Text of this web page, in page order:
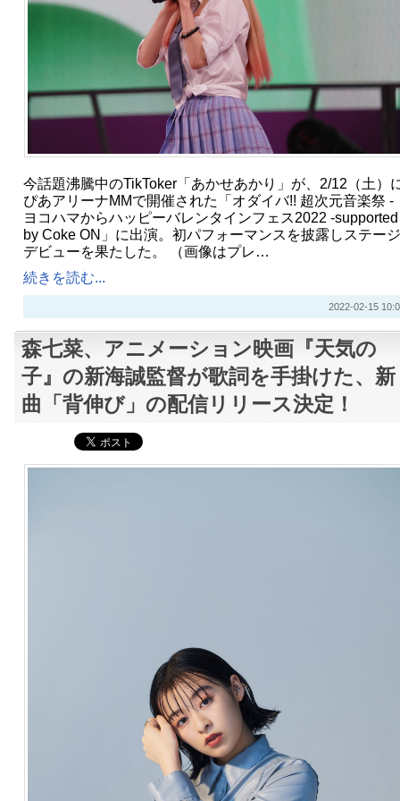
今話題沸騰中のTikToker「あかせあかり」が、2/12（土）
ぴあアリーナMMで開催された「オダイバ!! 超次元音楽祭 -
ヨコハマからハッピーバレンタインフェス2022 -supported
by Coke ON」に出演。初パフォーマンスを披露しステージ
デビューを果たした。 （画像はプレ…
続きを読む...
2022-02-15
森七菜、アニメーション映画『天気の
子』の新海誠監督が歌詞を手掛けた、新
曲「背伸び」の配信リリース決定！